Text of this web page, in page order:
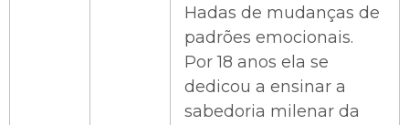
Hadas de mudanças de
padrões emocionais.
Por 18 anos ela se
dedicou a ensinar a
sabedoria milenar da